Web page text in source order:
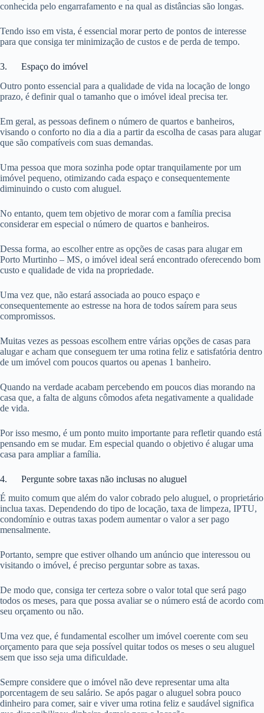
conhecida pelo engarrafamento e na qual as distâncias são longas.
Tendo isso em vista, é essencial morar perto de pontos de interesse
para que consiga ter minimização de custos e de perda de tempo.
3. Espaço do imóvel
Outro ponto essencial para a qualidade de vida na locação de longo
prazo, é definir qual o tamanho que o imóvel ideal precisa ter.
Em geral, as pessoas definem o número de quartos e banheiros,
visando o conforto no dia a dia a partir da escolha de casas para alugar
que são compatíveis com suas demandas.
Uma pessoa que mora sozinha pode optar tranquilamente por um
imóvel pequeno, otimizando cada espaço e consequentemente
diminuindo o custo com aluguel.
No entanto, quem tem objetivo de morar com a família precisa
considerar em especial o número de quartos e banheiros.
Dessa forma, ao escolher entre as opções de casas para alugar em
Porto Murtinho – MS, o imóvel ideal será encontrado oferecendo bom
custo e qualidade de vida na propriedade.
Uma vez que, não estará associada ao pouco espaço e
consequentemente ao estresse na hora de todos saírem para seus
compromissos.
Muitas vezes as pessoas escolhem entre várias opções de casas para
alugar e acham que conseguem ter uma rotina feliz e satisfatória dentro
de um imóvel com poucos quartos ou apenas 1 banheiro.
Quando na verdade acabam percebendo em poucos dias morando na
casa que, a falta de alguns cômodos afeta negativamente a qualidade
de vida.
Por isso mesmo, é um ponto muito importante para refletir quando está
pensando em se mudar. Em especial quando o objetivo é alugar uma
casa para ampliar a família.
4. Pergunte sobre taxas não inclusas no aluguel
É muito comum que além do valor cobrado pelo aluguel, o proprietário
inclua taxas. Dependendo do tipo de locação, taxa de limpeza, IPTU,
condomínio e outras taxas podem aumentar o valor a ser pago
mensalmente.
Portanto, sempre que estiver olhando um anúncio que interessou ou
visitando o imóvel, é preciso perguntar sobre as taxas.
De modo que, consiga ter certeza sobre o valor total que será pago
todos os meses, para que possa avaliar se o número está de acordo com
seu orçamento ou não.
Uma vez que, é fundamental escolher um imóvel coerente com seu
orçamento para que seja possível quitar todos os meses o seu aluguel
sem que isso seja uma dificuldade.
Sempre considere que o imóvel não deve representar uma alta
porcentagem de seu salário. Se após pagar o aluguel sobra pouco
dinheiro para comer, sair e viver uma rotina feliz e saudável significa